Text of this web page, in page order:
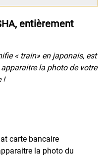
entièrement
« train» en japonais, est
la photo de votre
!
carte bancaire
la photo du